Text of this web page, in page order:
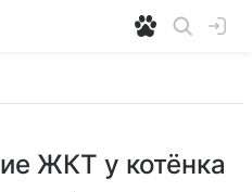
ЖКТ у котёнка